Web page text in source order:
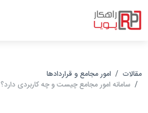
مقالات
امور مجامع و قراردادها
سامانه امور مجامع چیست و چه کاربردی دارد؟